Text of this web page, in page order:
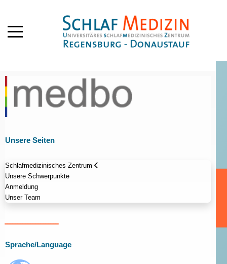
Mobile Menu Toggle
Unsere Seiten
Schlafmedizinisches Zentrum
Unsere Schwerpunkte
Anmeldung
Unser Team
Sprache/Language